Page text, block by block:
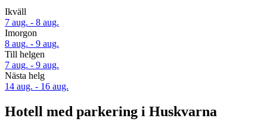
Ikväll
7 aug. - 8 aug.
Imorgon
8 aug. - 9 aug.
Till helgen
7 aug. - 9 aug.
Nästa helg
14 aug. - 16 aug.
Hotell med parkering i Huskvarna